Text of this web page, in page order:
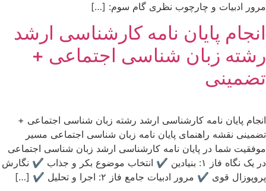
مرور ادبیات و چارچوب نظری گام سوم: […]
انجام پایان نامه کارشناسی ارشد
رشته زبان شناسی اجتماعی +
تضمینی
انجام پایان نامه کارشناسی ارشد رشته زبان شناسی اجتماعی +
تضمینی نقشه راهنمای پایان نامه زبان شناسی اجتماعی مسیر
موفقیت شما در پایان نامه کارشناسی ارشد زبان شناسی اجتماعی
در یک نگاه فاز ۱: بنیادین ✔ انتخاب موضوع بکر و جذاب ✔ نگارش
پروپوزال قوی ✔ مرور ادبیات جامع فاز ۲: اجرا و تحلیل ✔ […]